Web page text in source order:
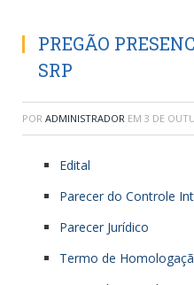
PREGÃO
SRP
POR ADMINISTRADOR EM 3 DE
Edital
Parecer do Controle
Parecer Jurídico
Termo de